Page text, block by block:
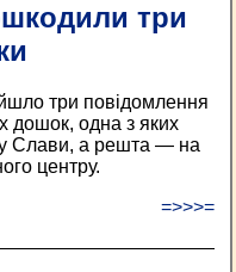
три
три повідомлення
дошок, одна з яких
Слави, а решта — на
центру.
=>>>=